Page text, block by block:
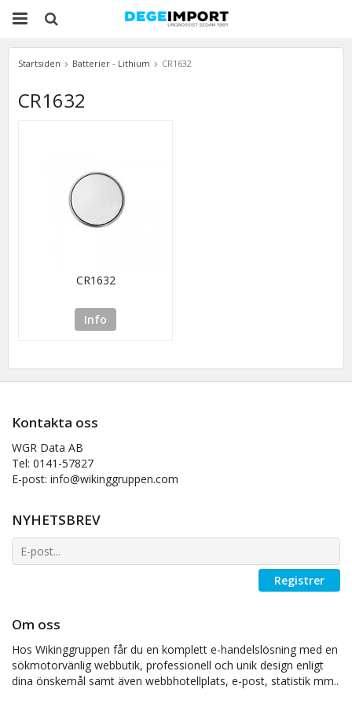
Startsiden Batterier - Lithium CR1632
CR1632
CR1632
Info
Kontakta oss
WGR Data AB
Tel: 0141-57827
E-post: info@wikinggruppen.com
NYHETSBREV
Registrer
Om oss
Hos Wikinggruppen får du en komplett e-handelslösning med en
sökmotorvänlig webbutik, professionell och unik design enligt
dina önskemål samt även webbhotellplats, e-post, statistik mm..